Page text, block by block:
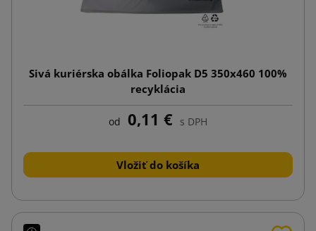
Sivá kuriérska obálka Foliopak D5 350x460 100%
recyklácia
od 0,11 € s DPH
Vložiť do košíka